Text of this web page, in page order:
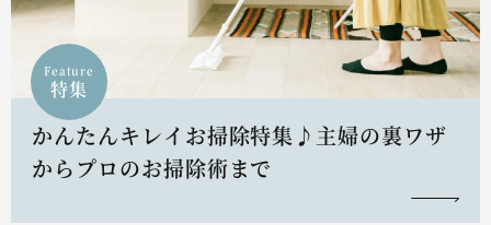
Feature
特集
かんたんキレイお掃除特集♪主婦の裏ワザ
からプロのお掃除術まで